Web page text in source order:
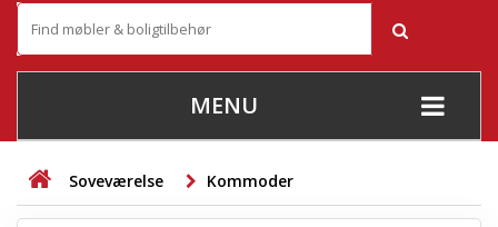
MENU
+
STUE
Soveværelse Kommoder